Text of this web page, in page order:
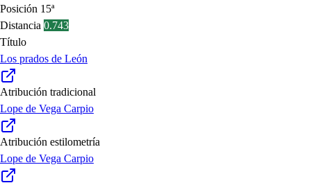
Posición 15ª
Distancia 0.743
Título
Los prados de León
Atribución tradicional
Lope de Vega Carpio
Atribución estilometría
Lope de Vega Carpio